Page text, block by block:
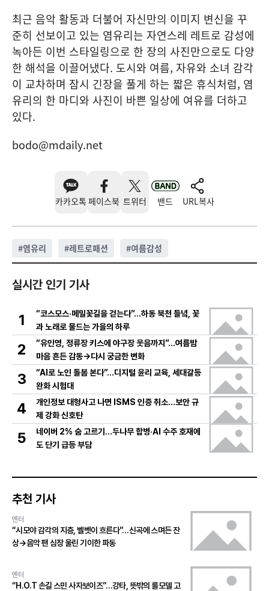
최근 음악 활동과 더불어 자신만의 이미지 변신을 꾸
준히 선보이고 있는 염유리는 자연스레 레트로 감성에
녹아든 이번 스타일링으로 한 장의 사진만으로도 다양
한 해석을 이끌어냈다. 도시와 여름, 자유와 소녀 감각
이 교차하며 잠시 긴장을 풀게 하는 짧은 휴식처럼, 염
유리의 한 마디와 사진이 바쁜 일상에 여유를 더하고
있다.
bodo@mdaily.net
카카오톡 페이스북 트위터 밴드 URL복사
#염유리 #레트로패션 #여름감성
실시간 인기 기사
1
“코스모스·메밀꽃길을 걷는다”…하동 북천 들녘, 꽃
과 노래로 물드는 가을의 하루
2
“유인영, 정류장 키스에 야구장 웃음까지”…여름밤
마음 흔든 감동→다시 궁금한 변화
3
“AI로 노인 돌봄 본다”…디지털 윤리 교육, 세대갈등
완화 시험대
4
개인정보 대형사고 나면 ISMS 인증 취소…보안 규
제 강화 신호탄
5
네이버 2% 숨 고르기…두나무 합병·AI 수주 호재에
도 단기 급등 부담
추천 기사
엔터
“시모야 감각의 지층, 벨벳이 흐른다”…신곡에 스며든 잔
상→음악 팬 심장 울린 기이한 파동
엔터
“H.O.T 손길 스민 사자보이즈”…강타, 뜻밖의 롤모델 고